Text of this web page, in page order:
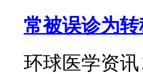
常被误诊为
环球医学资讯